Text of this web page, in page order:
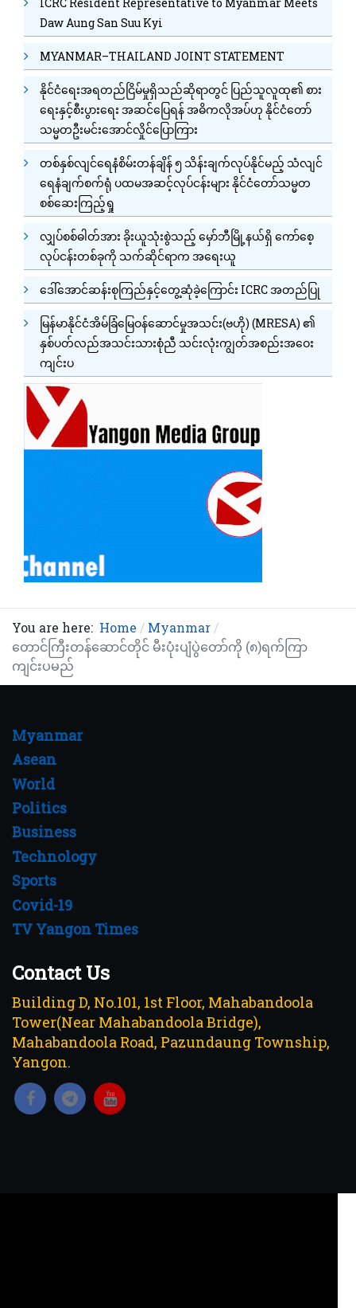
Daw Aung San Suu Kyi
MYANMAR–THAILAND JOINT STATEMENT
နိုင်ငံရေးအရတည်ငြိမ်မှုရှိသည်ဆိုရာတွင် ပြည်သူလူထု၏ စား
ရေးနှင့်စီးပွားရေး အဆင်ပြေရန် အဓိကလိုအပ်ဟု နိုင်ငံတော်
သမ္မတဦးမင်းအောင်လှိုင်ပြောကြား
တစ်နှစ်လျင်ရေနံစိမ်းတန်ချိန် ၅ သိန်းချက်လုပ်နိုင်မည့် သံလျင်
ရေနံချက်စက်ရုံ ပထမအဆင့်လုပ်ငန်းများ နိုင်ငံတော်သမ္မတ
စစ်ဆေးကြည့်ရှု
လျှပ်စစ်ဓါတ်အား ခိုးယူသုံးစွဲသည့် မှော်ဘီမြို့နယ်ရှိ ကော်စေ့
လုပ်ငန်းတစ်ခုကို သက်ဆိုင်ရာက အရေးယူ
ဒေါ်အောင်ဆန်းစုကြည်နှင့်တွေ့ဆုံခဲ့ကြောင်း ICRC အတည်ပြု
မြန်မာနိုင်ငံအိမ်ခြံမြေဝန်ဆောင်မှုအသင်း(ဗဟို) (MRESA) ၏
နှစ်ပတ်လည်အသင်းသားစုံညီ သင်းလုံးကျွတ်အစည်းအဝေး
ကျင်းပ
You are here: Home
Myanmar
တောင်ကြီးတန်ဆောင်တိုင် မီးပုံးပျံပွဲတော်ကို (၈)ရက်ကြာ
ကျင်းပမည်
Myanmar
Asean
World
Politics
Business
Technology
Sports
Covid-19
TV Yangon Times
Contact Us
Building D, No.101, 1st Floor, Mahabandoola
Tower(Near Mahabandoola Bridge),
Mahabandoola Road, Pazundaung Township,
Yangon.